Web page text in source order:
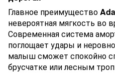
Главное преимущество
невероятная мягкость во
Современная система
поглощает удары и
малыш сможет спокойно
брусчатке или лесным